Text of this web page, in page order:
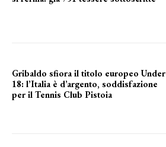
Gribaldo sfiora il titolo europeo Under
18: l’Italia è d’argento, soddisfazione
per il Tennis Club Pistoia